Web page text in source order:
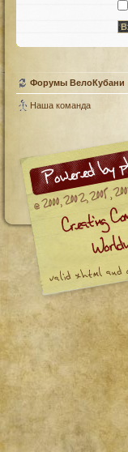
Форумы ВелоКубани
Наша команда